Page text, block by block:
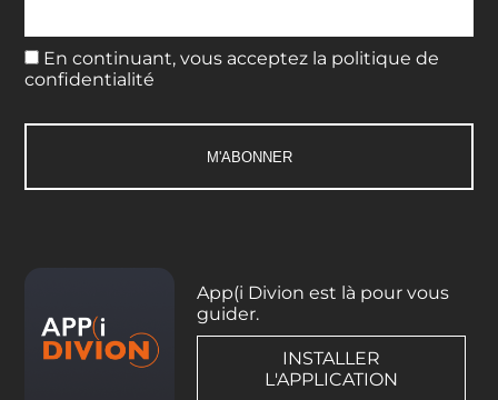
En continuant, vous acceptez la politique de
confidentialité
App(i Divion est là pour vous
guider.
INSTALLER
L'APPLICATION